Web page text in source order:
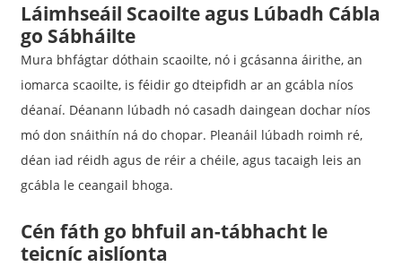
Láimhseáil Scaoilte agus Lúbadh Cábla
go Sábháilte
Mura bhfágtar dóthain scaoilte, nó i gcásanna áirithe, an
iomarca scaoilte, is féidir go dteipfidh ar an gcábla níos
déanaí. Déanann lúbadh nó casadh daingean dochar níos
mó don snáithín ná do chopar. Pleanáil lúbadh roimh ré,
déan iad réidh agus de réir a chéile, agus tacaigh leis an
gcábla le ceangail bhoga.
Cén fáth go bhfuil an-tábhacht le
teicníc aislíonta